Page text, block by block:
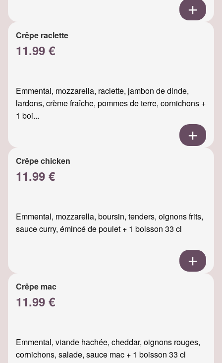
Crêpe raclette
11.99 €
Emmental, mozzarella, raclette, jambon de dinde,
lardons, crème fraîche, pommes de terre, cornichons +
1 boi...
Crêpe chicken
11.99 €
Emmental, mozzarella, boursin, tenders, oignons frits,
sauce curry, émincé de poulet + 1 boisson 33 cl
Crêpe mac
11.99 €
Emmental, viande hachée, cheddar, oignons rouges,
cornichons, salade, sauce mac + 1 boisson 33 cl